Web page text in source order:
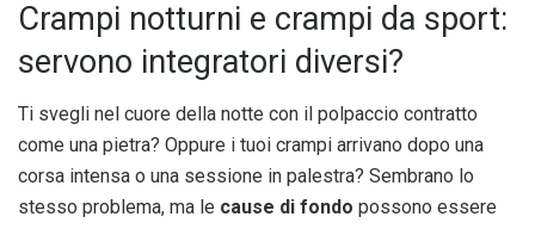
Crampi notturni e crampi da sport:
servono integratori diversi?
Ti svegli nel cuore della notte con il polpaccio contratto
come una pietra? Oppure i tuoi crampi arrivano dopo una
corsa intensa o una sessione in palestra? Sembrano lo
stesso problema, ma le cause di fondo possono essere